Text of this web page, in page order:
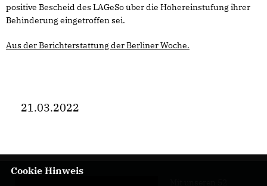
positive Bescheid des LAGeSo über die Höhereinstufung ihrer
Behinderung eingetroffen sei.
Aus der Berichterstattung der Berliner Woche.
21.03.2022
Cookie Hinweis